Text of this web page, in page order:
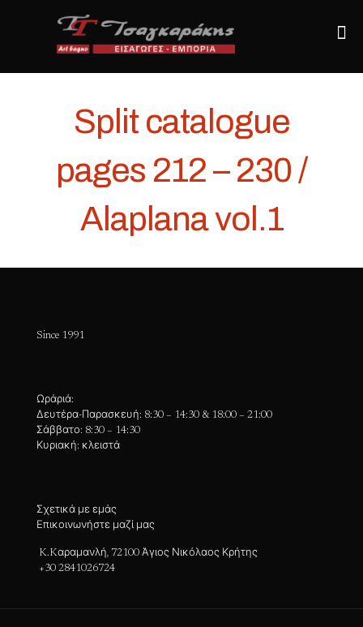
Split catalogue
pages 212 – 230 /
Alaplana vol.1
Since 1991
Ωράριά:
Δευτέρα-Παρασκευή: 8:30 – 14:30 & 18:00 – 21:00
Σάββατο: 8:30 – 14:30
Κυριακή: κλειστά
Σχετικά με εμάς
Επικοινωνήστε μαζί μας
K.Kαραμανλή, 72100 Άγιος Νικόλαος Κρήτης
+30 2841026724